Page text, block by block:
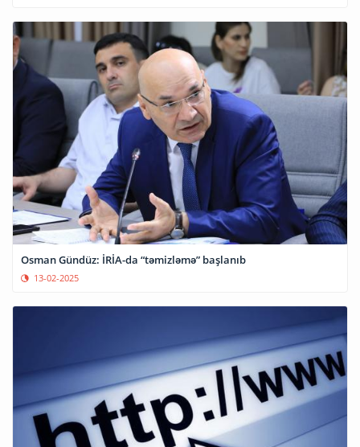
Osman Gündüz: İRİA-da “təmizləmə” başlanıb
13-02-2025